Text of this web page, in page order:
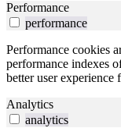
Performance
performance
Performance cookies
performance indexes
better user experience
Analytics
analytics